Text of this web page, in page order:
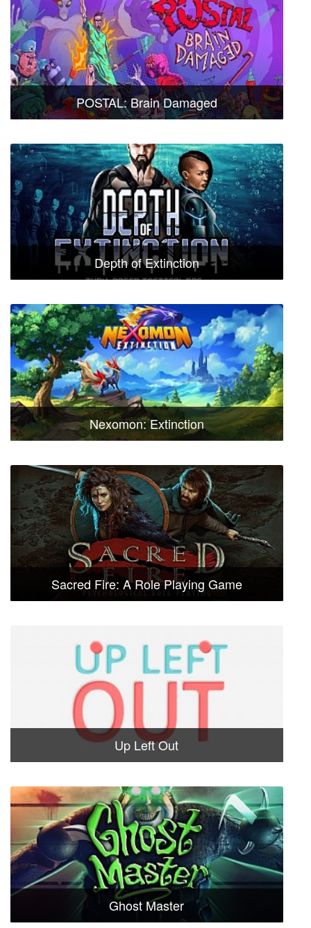
POSTAL: Brain Damaged
Depth of Extinction
Nexomon: Extinction
Sacred Fire: A Role Playing Game
Up Left Out
Ghost Master